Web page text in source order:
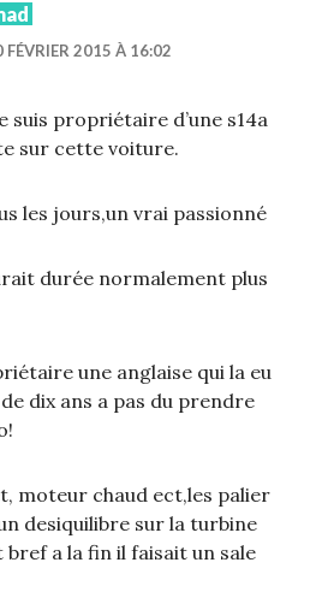
FÉVRIER 2015 À 16:02
suis propriétaire d’une s14a
sur cette voiture.
les jours,un vrai passionné
durée normalement plus
une anglaise qui la eu
dix ans a pas du prendre
moteur chaud ect,les palier
desiquilibre sur la turbine
bref a la fin il faisait un sale